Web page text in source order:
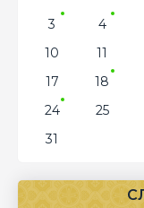
3
4
10
11
17
18
24
25
31